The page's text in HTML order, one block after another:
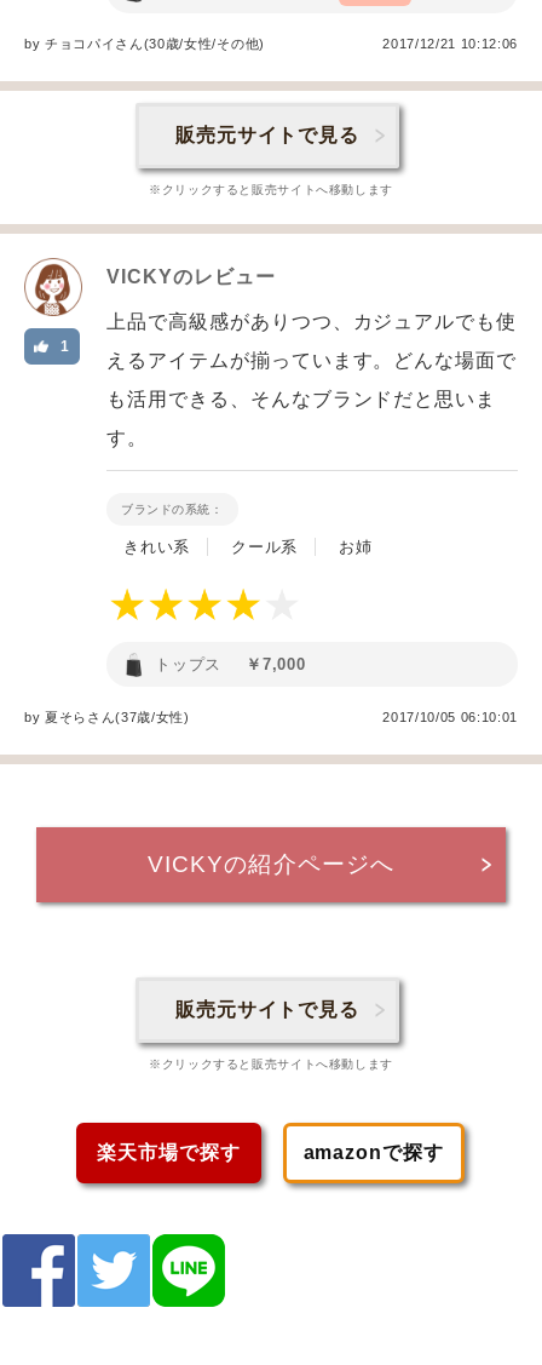
byチョコパイ さん(30歳/女性/その他) 2017/12/21 10:12:06
販売元サイトで見る
※クリックすると販売サイトへ移動します
VICKYのレビュー
1
上品で高級感がありつつ、カジュアルでも使
えるアイテムが揃っています。どんな場面で
も活用できる、そんなブランドだと思いま
す。
ブランドの系統：
きれい系 クール系 お姉
トップス ￥7,000
by夏そら さん(37歳/女性) 2017/10/05 06:10:01
VICKYの紹介ページへ
販売元サイトで見る
※クリックすると販売サイトへ移動します
楽天市場で探す amazonで探す